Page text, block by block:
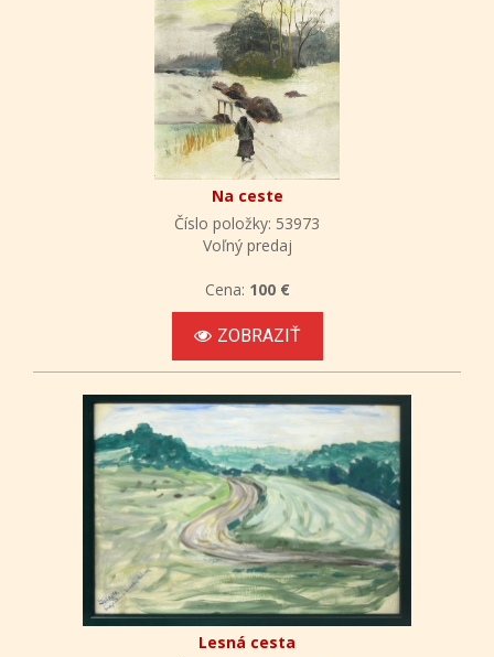
Na ceste
Číslo položky: 53973
Voľný predaj
Cena: 100 €
ZOBRAZIŤ
Lesná cesta